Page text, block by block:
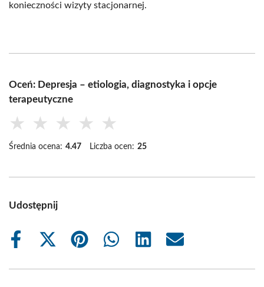
konieczności wizyty stacjonarnej.
Oceń: Depresja – etiologia, diagnostyka i opcje
terapeutyczne
★ ★ ★ ★ ★
Średnia ocena: 4.47 Liczba ocen: 25
Udostępnij
Share
Share
(Twitter)
Share
Share
Share
Share